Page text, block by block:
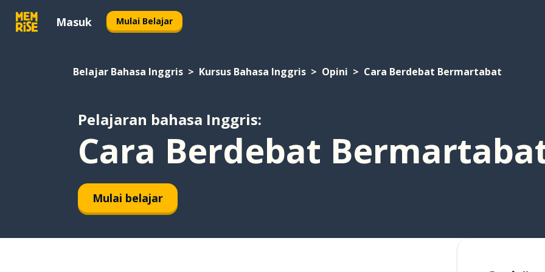
Masuk Mulai Belajar
Belajar Bahasa Inggris Kursus Bahasa Inggris Opini Cara Berdebat Bermartabat
Pelajaran bahasa Inggris:
Cara Berdebat
Mulai belajar